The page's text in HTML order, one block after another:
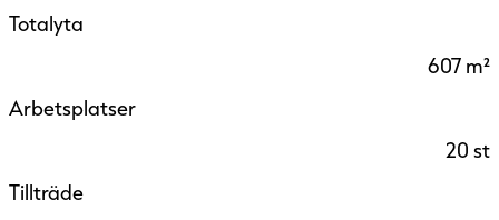
Totalyta
607 m²
Arbetsplatser
20 st
Tillträde